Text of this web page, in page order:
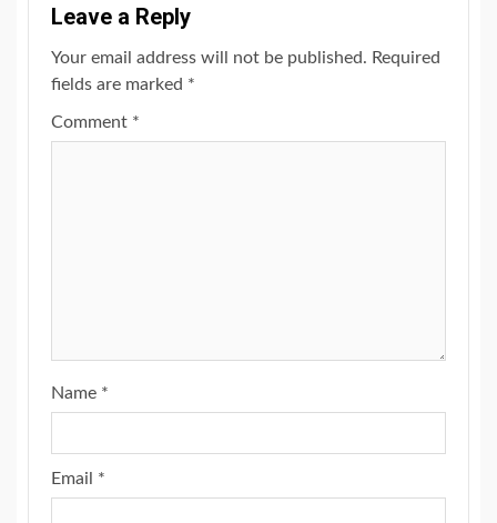
Leave a Reply
Your email address will not be published. Required
fields are marked *
Comment *
Name *
Email *